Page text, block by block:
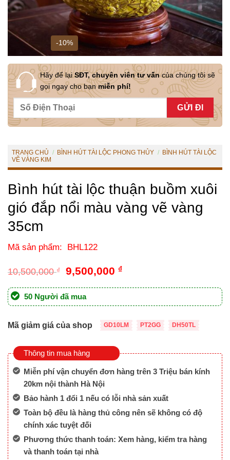
-10%
Hãy để lạiSĐT, chuyên viên tư vấncủa chúng tôi sẽ
gọi ngay cho bạnmiễn phí!
TRANG CHỦ / BÌNH HÚT TÀI LỘC PHONG THỦY / BÌNH HÚT TÀI LỘC
VẼ VÀNG KIM
Bình hút tài lộc thuận buồm xuôi
gió đắp nổi màu vàng vẽ vàng
35cm
Mã sản phẩm: BHL122
10,500,000₫
Giá
là:
10,500,000 ₫.
9,500,000 ₫Giá
tại
là:
50 Người đã mua
Mã giảm giá của shop GD10LM PT2GG DH50TL
Thông tin mua hàng
Miễn phí vận chuyển đơn hàng trên 3 Triệu bán kính
20km nội thành Hà Nội
Bảo hành 1 đổi 1 nếu có lỗi nhà sản xuất
Toàn bộ đều là hàng thủ công nên sẽ không có độ
chính xác tuyệt đối
Phương thức thanh toán: Xem hàng, kiểm tra hàng
và thanh toán tại nhà